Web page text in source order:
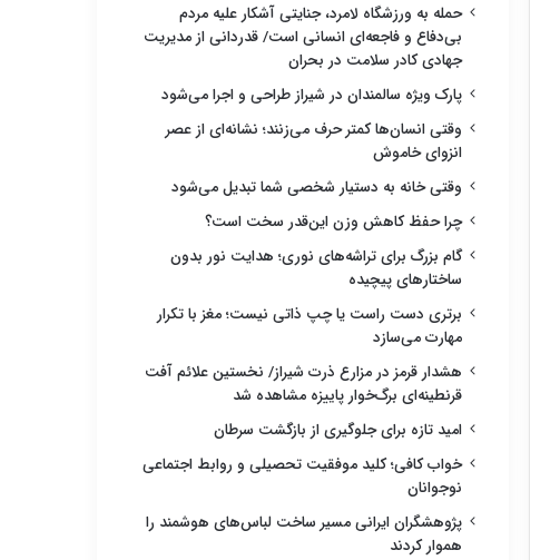
حمله به ورزشگاه لامرد، جنایتی آشکار علیه مردم
بی‌دفاع و فاجعه‌ای انسانی است/ قدردانی از مدیریت
جهادی کادر سلامت در بحران
پارک ویژه سالمندان در شیراز طراحی و اجرا می‌شود
وقتی انسان‌ها کمتر حرف می‌زنند؛ نشانه‌ای از عصر
انزوای خاموش
وقتی خانه به دستیار شخصی شما تبدیل می‌شود
چرا حفظ کاهش وزن این‌قدر سخت است؟
گام بزرگ برای تراشه‌های نوری؛ هدایت نور بدون
ساختارهای پیچیده
برتری دست راست یا چپ ذاتی نیست؛ مغز با تکرار
مهارت می‌سازد
هشدار قرمز در مزارع ذرت شیراز/ نخستین علائم آفت
قرنطینه‌ای برگ‌خوار پاییزه مشاهده شد
امید تازه برای جلوگیری از بازگشت سرطان
خواب کافی؛ کلید موفقیت تحصیلی و روابط اجتماعی
نوجوانان
پژوهشگران ایرانی مسیر ساخت لباس‌های هوشمند را
هموار کردند